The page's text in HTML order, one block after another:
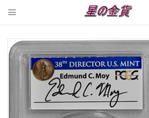
Enter your username and password to login.
Remember me